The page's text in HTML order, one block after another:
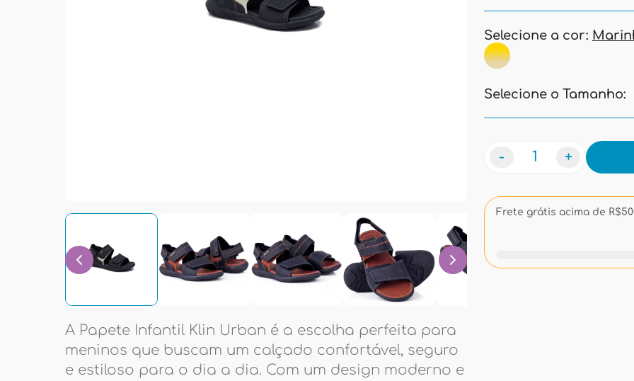
A Papete Infantil Klin Urban é a escolha perfeita para
meninos que buscam um calçado confortável, seguro
e estiloso para o dia a dia. Com um design moderno e
Selecione a cor:
Selecione o Tamanho:
- +
Frete grátis acima de